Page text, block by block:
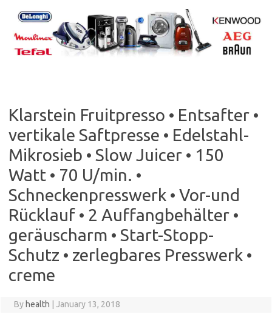
content
Klarstein Fruitpresso • Entsafter •
vertikale Saftpresse • Edelstahl-
Mikrosieb • Slow Juicer • 150
Watt • 70 U/min. •
Schneckenpresswerk • Vor-und
Rücklauf • 2 Auffangbehälter •
geräuscharm • Start-Stopp-
Schutz • zerlegbares Presswerk •
creme
By health January 13, 2018